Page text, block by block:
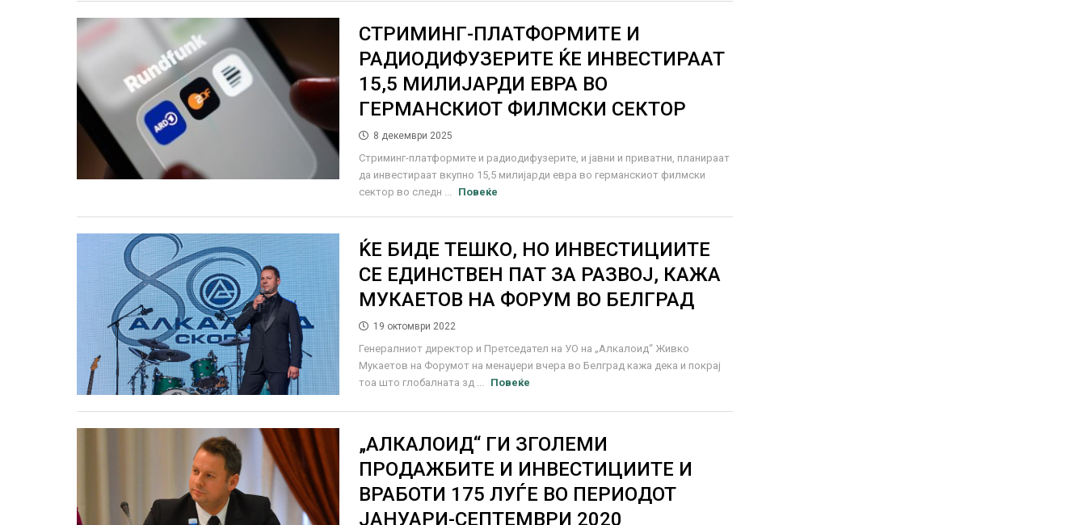
СТРИМИНГ-ПЛАТФОРМИТЕ И
РАДИОДИФУЗЕРИТЕ ЌЕ ИНВЕСТИРААТ
15,5 МИЛИЈАРДИ ЕВРА ВО
ГЕРМАНСКИОТ ФИЛМСКИ СЕКТОР
8 декември 2025
Стриминг-платформите и радиодифузерите, и јавни и приватни, планираат
да инвестираат вкупно 15,5 милијарди евра во германскиот филмски
сектор во следн ...
Повеќе
ЌЕ БИДЕ ТЕШКО, НО ИНВЕСТИЦИИТЕ
СЕ ЕДИНСТВЕН ПАТ ЗА РАЗВОЈ, КАЖА
МУКАЕТОВ НА ФОРУМ ВО БЕЛГРАД
19 октомври 2022
Генералниот директор и Претседател на УО на „Алкалоид“ Живко
Мукаетов на Форумот на менаџери вчера во Белград кажа дека и покрај
тоа што глобалната зд ...
Повеќе
„АЛКАЛОИД“ ГИ ЗГОЛЕМИ
ПРОДАЖБИТЕ И ИНВЕСТИЦИИТЕ И
ВРАБОТИ 175 ЛУЃЕ ВО ПЕРИОДОТ
ЈАНУАРИ-СЕПТЕМВРИ 2020